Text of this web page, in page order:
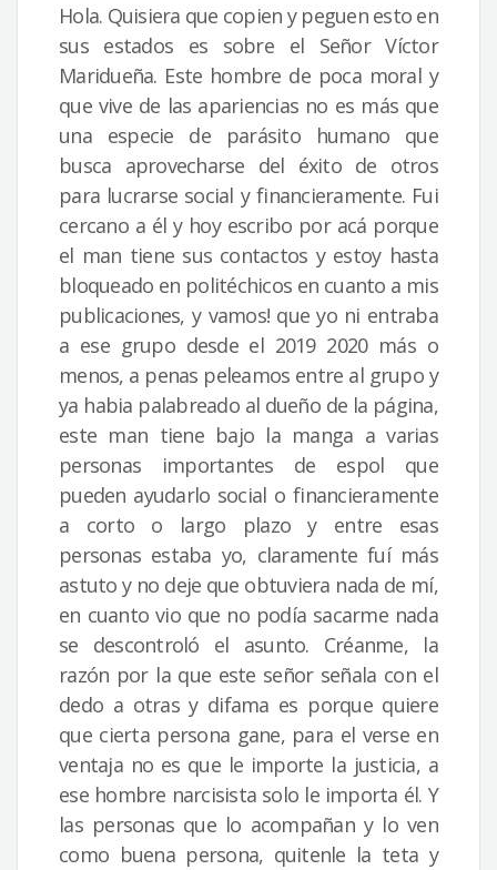
Hola. Quisiera que copien y peguen esto en
sus estados es sobre el Señor Víctor
Maridueña. Este hombre de poca moral y
que vive de las apariencias no es más que
una especie de parásito humano que
busca aprovecharse del éxito de otros
para lucrarse social y financieramente. Fui
cercano a él y hoy escribo por acá porque
el man tiene sus contactos y estoy hasta
bloqueado en politéchicos en cuanto a mis
publicaciones, y vamos! que yo ni entraba
a ese grupo desde el 2019 2020 más o
menos, a penas peleamos entre al grupo y
ya habia palabreado al dueño de la página,
este man tiene bajo la manga a varias
personas importantes de espol que
pueden ayudarlo social o financieramente
a corto o largo plazo y entre esas
personas estaba yo, claramente fuí más
astuto y no deje que obtuviera nada de mí,
en cuanto vio que no podía sacarme nada
se descontroló el asunto. Créanme, la
razón por la que este señor señala con el
dedo a otras y difama es porque quiere
que cierta persona gane, para el verse en
ventaja no es que le importe la justicia, a
ese hombre narcisista solo le importa él. Y
las personas que lo acompañan y lo ven
como buena persona, quitenle la teta y